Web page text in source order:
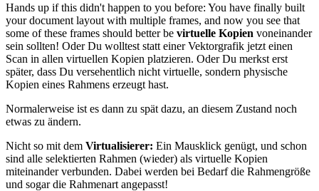
Hands up if this didn't happen to you before: You have finally built
your document layout with multiple frames, and now you see that
some of these frames should better be virtuelle Kopien voneinander
sein sollten! Oder Du wolltest statt einer Vektorgrafik jetzt einen
Scan in allen virtuellen Kopien platzieren. Oder Du merkst erst
später, dass Du versehentlich nicht virtuelle, sondern physische
Kopien eines Rahmens erzeugt hast.
Normalerweise ist es dann zu spät dazu, an diesem Zustand noch
etwas zu ändern.
Nicht so mit dem Virtualisierer: Ein Mausklick genügt, und schon
sind alle selektierten Rahmen (wieder) als virtuelle Kopien
miteinander verbunden. Dabei werden bei Bedarf die Rahmengröße
und sogar die Rahmenart angepasst!